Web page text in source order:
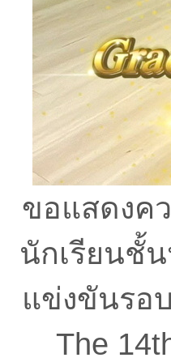
ขอแสดงค
นักเรียนชั้
แข่งขันรอ
The